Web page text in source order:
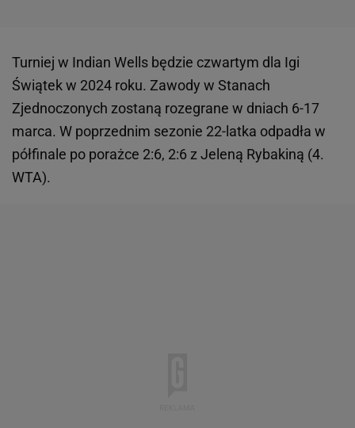
Turniej w Indian Wells będzie czwartym dla Igi
Świątek w 2024 roku. Zawody w Stanach
Zjednoczonych zostaną rozegrane w dniach 6-17
marca. W poprzednim sezonie 22-latka odpadła w
półfinale po porażce 2:6, 2:6 z Jeleną Rybakiną (4.
WTA).